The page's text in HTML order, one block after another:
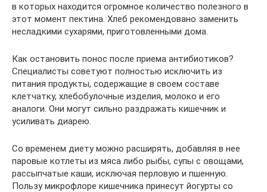
в которых находится огромное количество полезного в
этот момент пектина. Хлеб рекомендовано заменить
несладкими сухарями, приготовленными дома.
Как остановить понос после приема антибиотиков?
Специалисты советуют полностью исключить из
питания продукты, содержащие в своем составе
клетчатку, хлебобулочные изделия, молоко и его
аналоги. Они могут сильно раздражать кишечник и
усиливать диарею.
Со временем диету можно расширять, добавляя в нее
паровые котлеты из мяса либо рыбы, супы с овощами,
рассыпчатые каши, исключая перловую и пшенную.
Пользу микрофлоре кишечника принесут йогурты со